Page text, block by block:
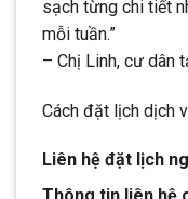
sạch từng chi tiết
mỗi tuần.”
– Chị Linh, cư dân
Cách đặt lịch dịch
Liên hệ đặt lịch